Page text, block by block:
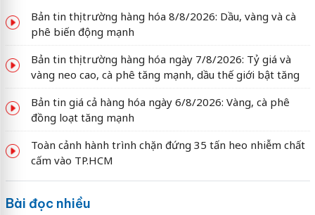
Bản tin thị trường hàng hóa 8/8/2026: Dầu, vàng và cà
phê biến động mạnh
Bản tin thị trường hàng hóa ngày 7/8/2026: Tỷ giá và
vàng neo cao, cà phê tăng mạnh, dầu thế giới bật tăng
Bản tin giá cả hàng hóa ngày 6/8/2026: Vàng, cà phê
đồng loạt tăng mạnh
Toàn cảnh hành trình chặn đứng 35 tấn heo nhiễm chất
cấm vào TP.HCM
Bài đọc nhiều